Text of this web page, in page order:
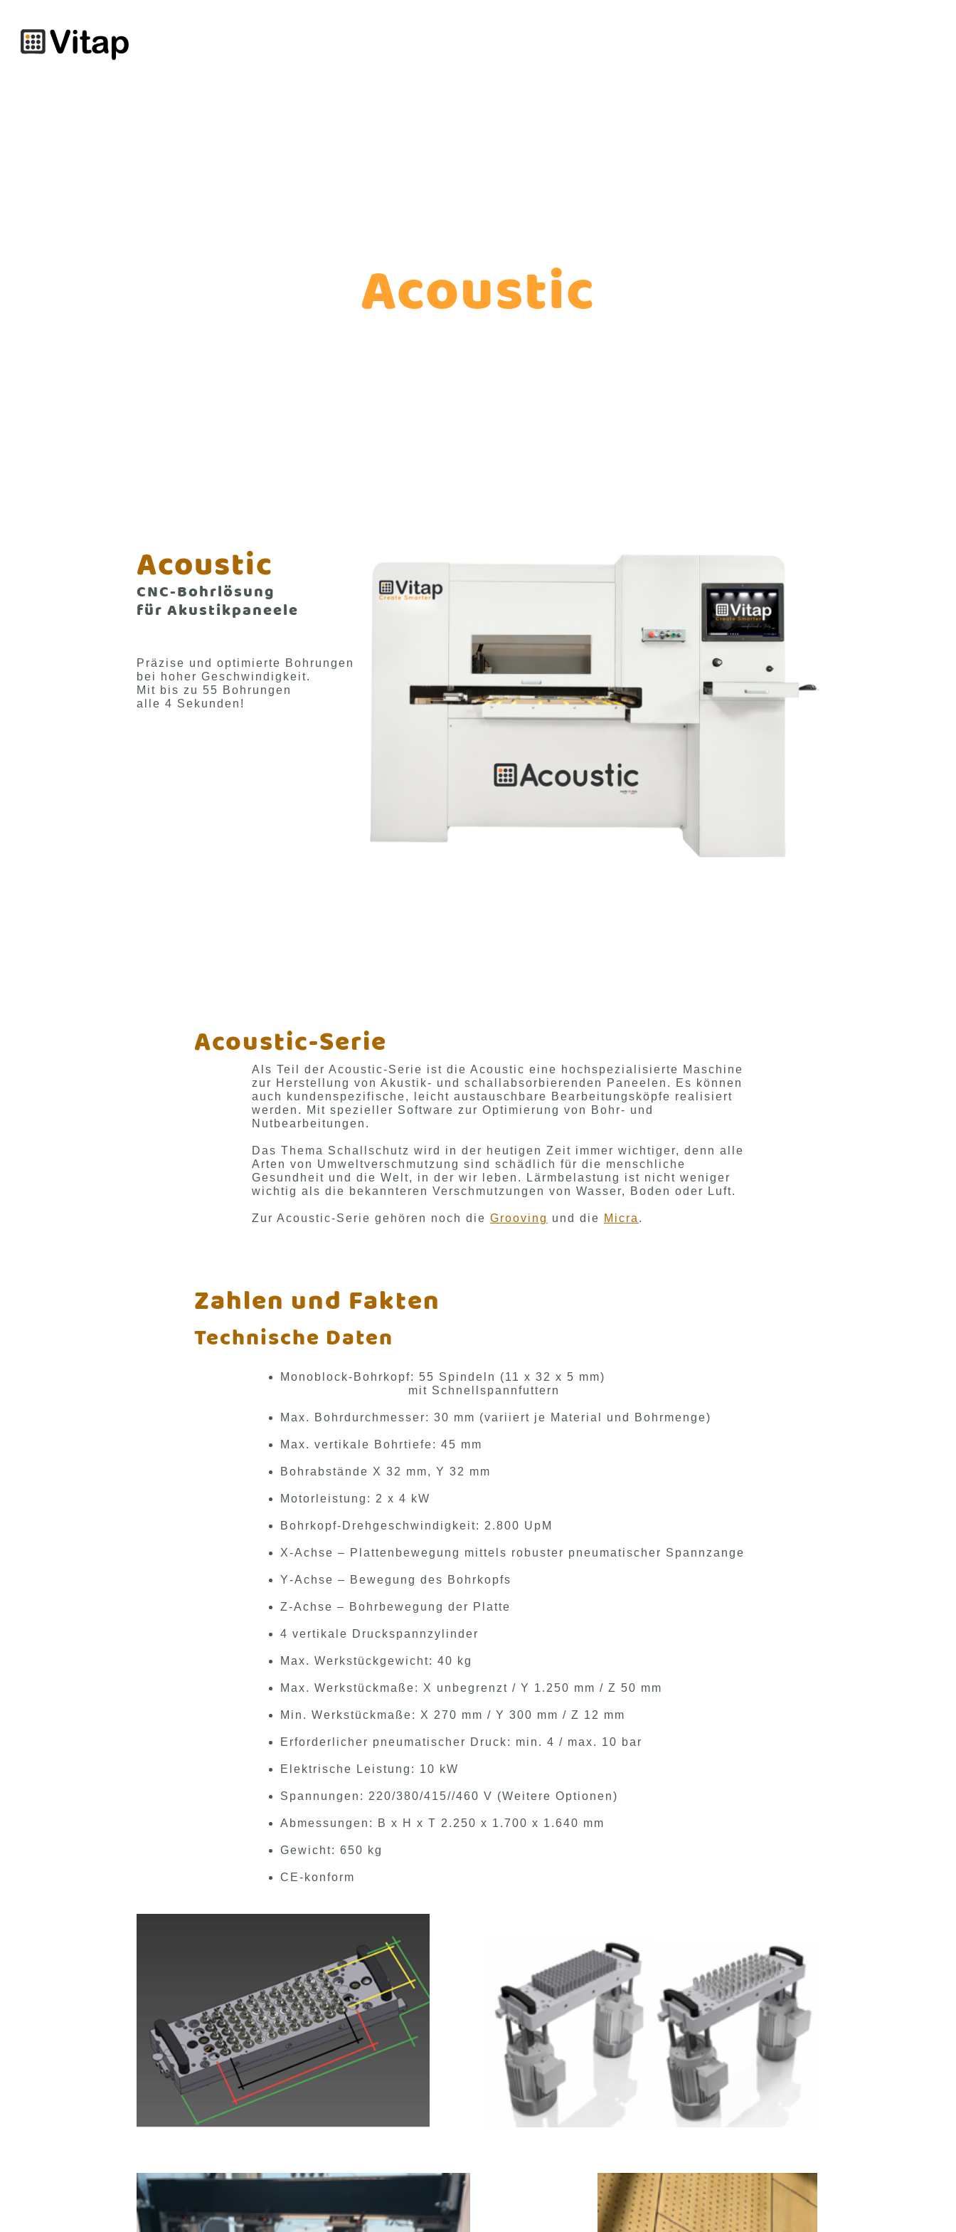
Acoustic
Acoustic
CNC-Bohrlösung
für Akustikpaneele
Präzise und optimierte Bohrungen
bei hoher Geschwindigkeit.
Mit bis zu 55 Bohrungen
alle 4 Sekunden!
Zahlen und Fakten
Technische Daten
Monoblock-Bohrkopf: 55 Spindeln (11 x 32 x 5 mm)
mit Schnellspannfuttern
Max. Bohrdurchmesser: 30 mm (variiert je Material und Bohrmenge)
Max. vertikale Bohrtiefe: 45 mm
Bohrabstände X 32 mm, Y 32 mm
Motorleistung: 2 x 4 kW
Bohrkopf-Drehgeschwindigkeit: 2.800 UpM
X‑Achse – Plattenbewegung mittels robuster pneumatischer Spannzange
Y‑Achse – Bewegung des Bohrkopfs
Z‑Achse – Bohrbewegung der Platte
4 vertikale Druckspannzylinder
Max. Werkstückgewicht: 40 kg
Max. Werkstückmaße: X unbegrenzt / Y 1.250 mm / Z 50 mm
Min. Werkstückmaße: X 270 mm / Y 300 mm / Z 12 mm
Erforderlicher pneumatischer Druck: min. 4 / max. 10 bar
Elektrische Leistung: 10 kW
Spannungen: 220/380/415//460 V (Weitere Optionen)
Abmessungen: B x H x T 2.250 x 1.700 x 1.640 mm
Gewicht: 650 kg
CE-konform
Acoustic-Serie
Als Teil der Acoustic-Serie ist die Acoustic eine hochspezialisierte Maschine
zur Herstellung von Akustik- und schallabsorbierenden Paneelen. Es können
auch kundenspezifische, leicht austauschbare Bearbeitungsköpfe realisiert
werden. Mit spezieller Software zur Optimierung von Bohr- und
Nutbearbeitungen.
Das Thema Schallschutz wird in der heutigen Zeit immer wichtiger, denn alle
Arten von Umweltverschmutzung sind schädlich für die menschliche
Gesundheit und die Welt, in der wir leben. Lärmbelastung ist nicht weniger
wichtig als die bekannteren Verschmutzungen von Wasser, Boden oder Luft.
Zur Acoustic-Serie gehören noch die Grooving und die Micra .